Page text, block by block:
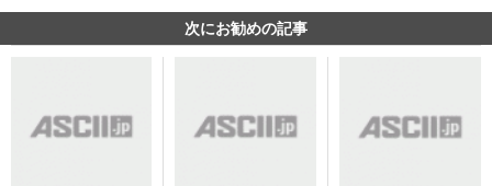
次にお勧めの記事